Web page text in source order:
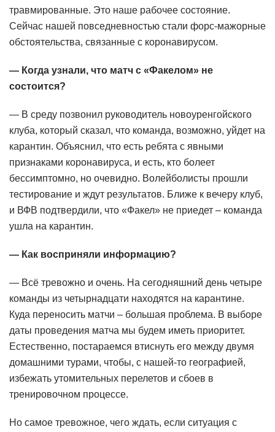
травмированные. Это наше рабочее состояние.
Сейчас нашей повседневностью стали форс-мажорные
обстоятельства, связанные с коронавирусом.
— Когда узнали, что матч с «Факелом» не
состоится?
— В среду позвонил руководитель новоуренгойского
клуба, который сказал, что команда, возможно, уйдет на
карантин. Объяснил, что есть ребята с явными
признаками коронавируса, и есть, кто болеет
бессимптомно, но очевидно. Волейболисты прошли
тестирование и ждут результатов. Ближе к вечеру клуб,
и ВФВ подтвердили, что «Факел» не приедет – команда
ушла на карантин.
— Как восприняли информацию?
— Всё тревожно и очень. На сегодняшний день четыре
команды из четырнадцати находятся на карантине.
Куда переносить матчи – большая проблема. В выборе
даты проведения матча мы будем иметь приоритет.
Естественно, постараемся втиснуть его между двумя
домашними турами, чтобы, с нашей-то географией,
избежать утомительных перелетов и сбоев в
тренировочном процессе.
Но самое тревожное, чего ждать, если ситуация с